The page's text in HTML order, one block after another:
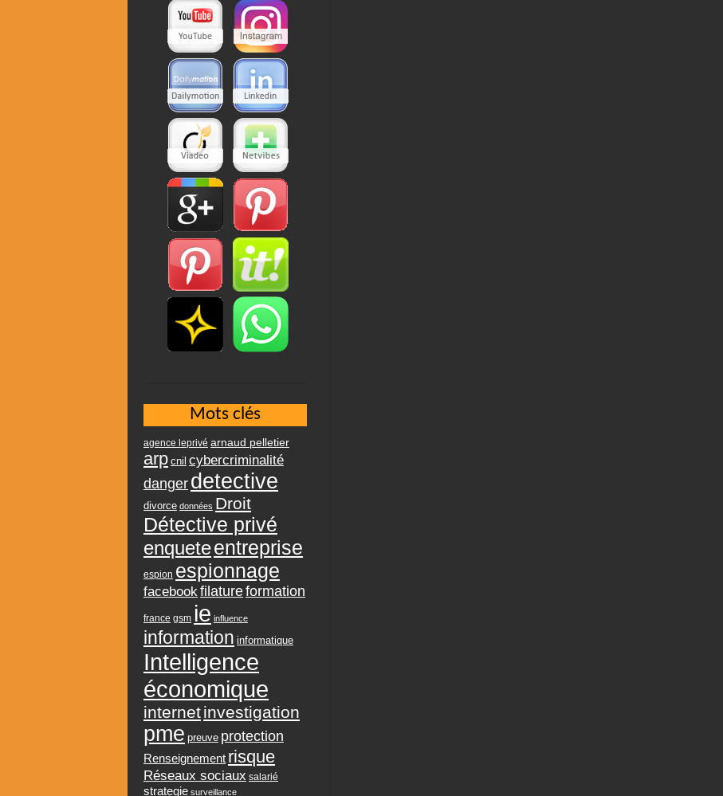
Mots clés
agence leprivé arnaud pelletier
arp cnil cybercriminalité
danger detective
divorce données Droit
Détective privé
enqueteentreprise
espion espionnage
facebookfilatureformation
france gsm ie influence
information informatique
Intelligence
économique
internetinvestigation
pme preuve protection
Renseignement risque
Réseaux sociaux salarié
strategie surveillance